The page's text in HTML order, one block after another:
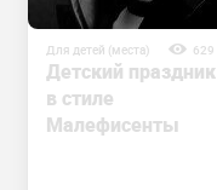
Для детей (места) 629
Детский праздник
в стиле
Малефисенты